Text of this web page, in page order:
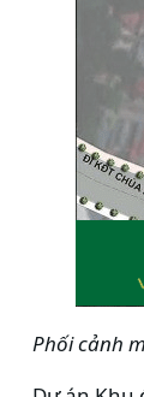
Phối cảnh